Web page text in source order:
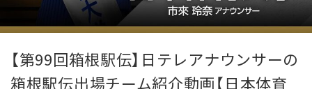
【第99回箱根駅伝】日テレアナウンサーの
箱根駅伝出場チーム紹介動画【日本体育